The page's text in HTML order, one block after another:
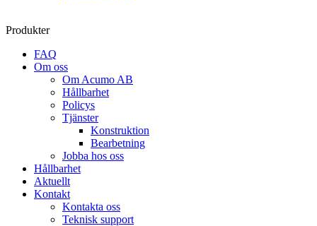
Produkter
FAQ
Om oss
Om Acumo AB
Hållbarhet
Policys
Tjänster
Konstruktion
Bearbetning
Jobba hos oss
Hållbarhet
Aktuellt
Kontakt
Kontakta oss
Teknisk support